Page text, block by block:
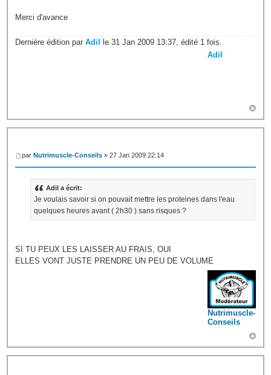
Merci d'avance
Dernière édition parAdil
le 31 Jan 2009 13:37, édité 1 fois.
Adil
par Nutrimuscle-Conseils » 27 Jan 2009 22:14
Adil a écrit:
Je voulais savoir si on pouvait mettre les proteines dans l'eau
quelques heures avant ( 2h30 ) sans risques ?
SI TU PEUX LES LAISSER AU FRAIS, OUI
ELLES VONT JUSTE PRENDRE UN PEU DE VOLUME
Nutrimuscle-
Conseils